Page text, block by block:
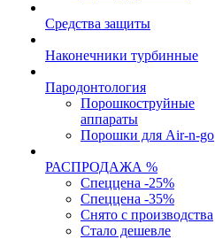
Средства защиты
Наконечники турбинные
Пародонтология
Порошкоструйные
аппараты
Порошки для Air-n-go
РАСПРОДАЖА %
Спеццена -25%
Спеццена -35%
Снято с производства
Стало дешевле